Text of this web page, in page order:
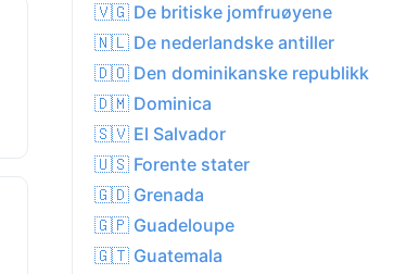
🇻🇬 De britiske jomfruøyene
🇳🇱 De nederlandske antiller
🇩🇴 Den dominikanske republikk
🇩🇲 Dominica
🇸🇻 El Salvador
🇺🇸 Forente stater
🇬🇩 Grenada
🇬🇵 Guadeloupe
🇬🇹 Guatemala